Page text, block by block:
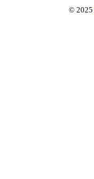
© 2025